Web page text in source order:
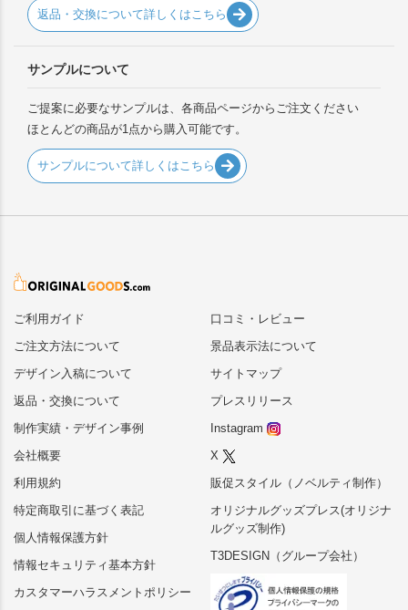
返品・交換について詳しくはこちら
サンプルについて
ご提案に必要なサンプルは、各商品ページからご注文ください
ほとんどの商品が1点から購入可能です。
サンプルについて詳しくはこちら
ご利用ガイド
ご注文方法について
デザイン入稿について
返品・交換について
制作実績・デザイン事例
会社概要
利用規約
特定商取引に基づく表記
個人情報保護方針
情報セキュリティ基本方針
カスタマーハラスメントポリシー
口コミ・レビュー
景品表示法について
サイトマップ
プレスリリース
Instagram
X
販促スタイル（ノベルティ制作）
オリジナルグッズプレス(オリジナ
ルグッズ制作)
T3DESIGN（グループ会社）